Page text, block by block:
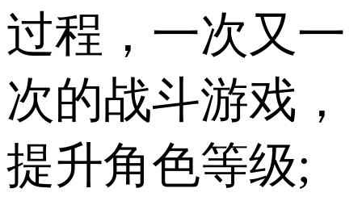
过程，一次又一
次的战斗游戏，
提升角色等级;